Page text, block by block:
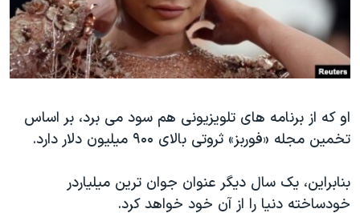
او که از برنامه های تلویزیونی هم سود می برد، بر اساس
تخمین مجله «فوربز» ثروتی بالای ۹۰۰ میلیون دلار دارد.
بنابراین، یک سال دیگر عنوان جوان ترین میلیاردر
خودساخته دنیا را از آن خود خواهد کرد.